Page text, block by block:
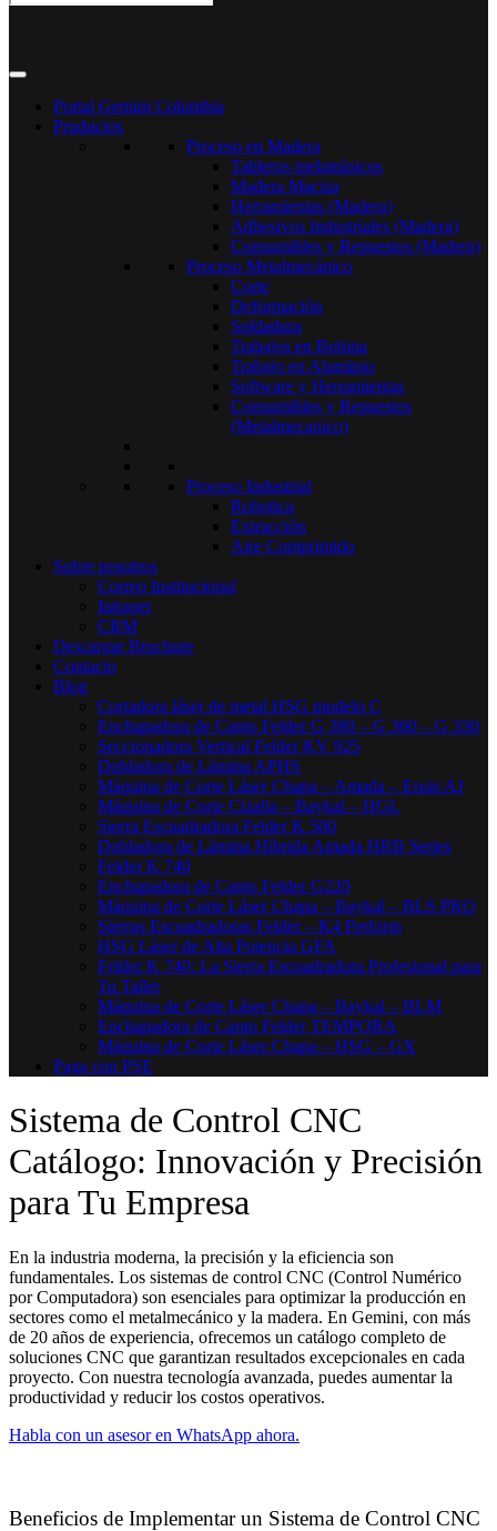
Portal Gemini Colombia
Productos
Proceso en Madera
Tableros melamínicos
Madera Maciza
Herramientas (Madera)
Adhesivos Industriales (Madera)
Consumibles y Repuestos (Madera)
Proceso Metalmecánico
Corte
Deformación
Soldadura
Trabajos en Bobina
Trabajo en Aluminio
Software y Herramientas
Consumibles y Repuestos
(Metalmecanico)
Proceso Industrial
Robotica
Extracción
Aire Comprimido
Sobre nosotros
Correo Institucional
Intranet
CRM
Descargar Brochure
Contacto
Blog
Cortadora láser de metal HSG modelo C​
Enchapadora de Canto Felder G 380 – G 360 – G 330
Seccionadora Vertical Felder KV 925
Dobladora de Lámina APHS
Máquina de Corte Láser Chapa – Amada – Ensis AJ
Máquina de Corte Cizalla – Baykal – HGL
Sierra Escuadradora Felder K 500
Dobladora de Lámina Híbrida Amada HRB Series
Felder K 740
Enchapadora de Canto Felder G220
Máquina de Corte Láser Chapa – Baykal – BLS PRO
Sierras Escuadradoras Felder – K4 Perform
HSG Láser de Alta Potencia GFA
Felder K 740: La Sierra Escuadradora Profesional para
Tu Taller
Máquina de Corte Láser Chapa – Baykal – BLM
Enchapadora de Canto Felder TEMPORA
Máquina de Corte Láser Chapa – HSG – GX
Paga con PSE
Sistema de Control CNC
Catálogo: Innovación y Precisión
para Tu Empresa
En la industria moderna, la precisión y la eficiencia son
fundamentales. Los sistemas de control CNC (Control Numérico
por Computadora) son esenciales para optimizar la producción en
sectores como el metalmecánico y la madera. En Gemini, con más
de 20 años de experiencia, ofrecemos un catálogo completo de
soluciones CNC que garantizan resultados excepcionales en cada
proyecto. Con nuestra tecnología avanzada, puedes aumentar la
productividad y reducir los costos operativos.
Habla con un asesor en WhatsApp ahora.
Beneficios de Implementar un Sistema de Control CNC